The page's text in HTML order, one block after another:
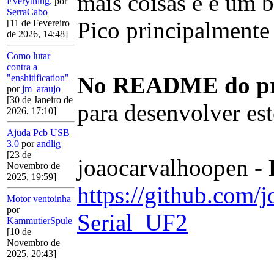
SerraCabo
[11 de Fevereiro
de 2026, 14:48]
Como lutar
contra a
"enshitification"
porjm_araujo
[30 de Janeiro de
2026, 17:10]
Ajuda Pcb USB
3.0 porandlig
[23 de
Novembro de
2025, 19:59]
Motor ventoinha
por
KammutierSpule
[10 de
Novembro de
2025, 20:43]
Pico
No README do
para desenvolver
joaocarvalhoopen -
https://github.com/
Serial_UF2